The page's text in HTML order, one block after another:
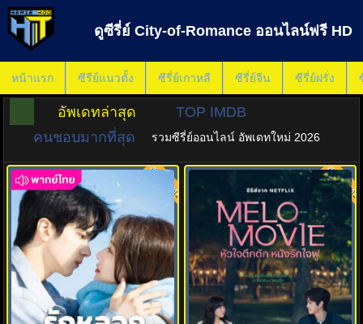
ดูซีรี่ย์ City-of-Romance ออนไลน์ฟรี HD
หน้าแรก ซีรีย์แนวตั้ง ซีรี่ย์เกาหลี ซีรี่ย์จีน ซีรี่ย์ฝรั่ง
อัพเดทล่าสุด
TOP IMDB
คนชอบมากที่สุด
รวมซีรี่ย์ออนไลน์ อัพเดทใหม่ 2026
8.0 พากย์ไทย 7.0 พากย์ไทย